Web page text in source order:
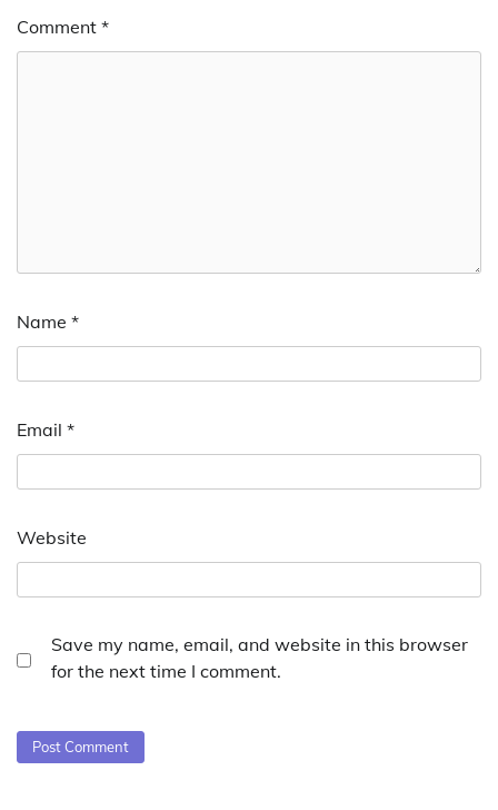
Comment *
Name *
Email *
Website
Save my name, email, and website in this browser
for the next time I comment.